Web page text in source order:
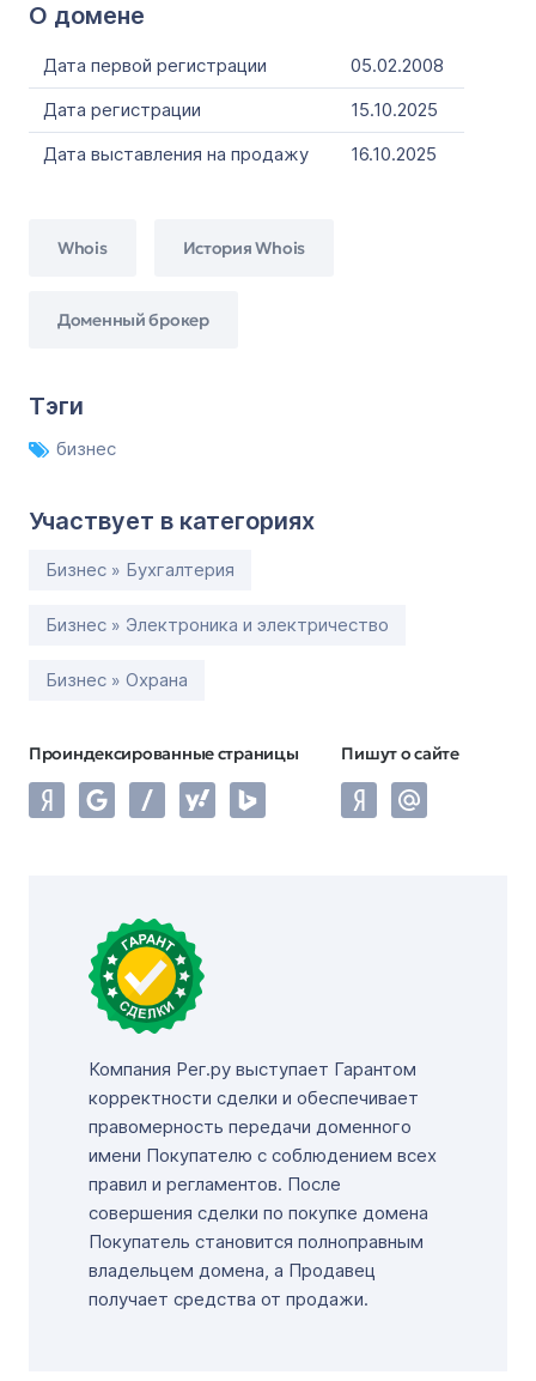
О домене
Дата первой регистрации
05.02.2008
Дата регистрации
15.10.2025
Дата выставления на продажу
16.10.2025
Whois История Whois
Доменный брокер
Тэги
бизнес
Участвует в категориях
Бизнес » Бухгалтерия
Бизнес » Электроника и электричество
Бизнес » Охрана
Проиндексированные страницы Пишут о сайте
Компания Рег.ру выступает Гарантом
корректности сделки и обеспечивает
правомерность передачи доменного
имени Покупателю с соблюдением всех
правил и регламентов. После
совершения сделки по покупке домена
Покупатель становится полноправным
владельцем домена, а Продавец
получает средства от продажи.